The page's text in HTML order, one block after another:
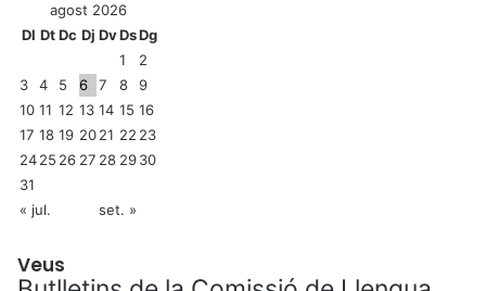
agost 2026
Dl DtDc Dj DvDsDg
1
2
3
4 5 6 7 8
9
10 11 12 13 14 15 16
17 18 19 2021 22 23
2425 26 27 28 2930
31
« jul.
set. »
Veus